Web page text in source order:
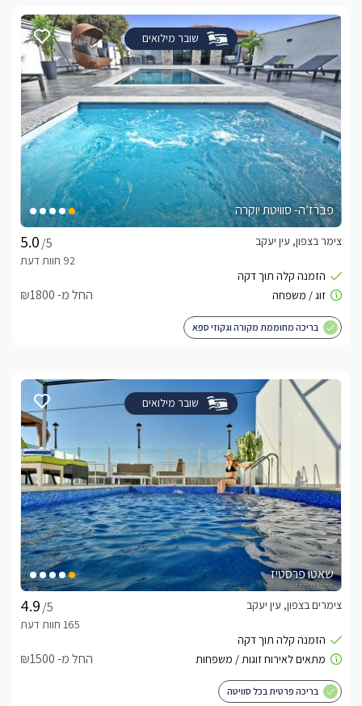
שובר מילואים
פברז’ה- סוויטת יוקרה
/5
צימר בצפון, עין יעקב
החל מ- ₪1800
בריכה מחוממת מקורה וגקוזי ספא
שובר מילואים
שאטו פרסטיז
/5
צימרים בצפון, עין יעקב
החל מ- ₪1500
בריכה פרטית בכל סוויטה